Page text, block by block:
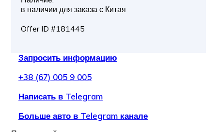
в наличии для заказа с Китая
Offer ID #181445
Запросить информацию
+38 (67) 005 9 005
Написать в Telegram
Больше авто в Telegram канале